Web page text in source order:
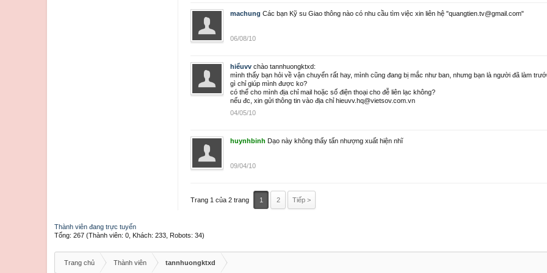
machung Các bạn Kỹ su Giao thông nào có nhu cầu tìm việc xin liên hệ "quangtien.tv@gmail.com"
06/08/10
hiểuvv chào tannhuongktxd:
mình thấy bạn hỏi về vận chuyển rất hay, mình cũng đang bị mắc như ban, nhưng bạn là người đã làm
gì chỉ giúp mình được ko?
có thể cho mình địa chỉ mail hoặc số điện thoại cho đễ liên lạc không?
nếu đc, xin gửi thông tin vào địa chỉ hieuvv.hq@vietsov.com.vn
04/05/10
huynhbinh Dạo này không thấy tấn nhượng xuất hiện nhĩ
09/04/10
Trang 1 của 2 trang 1 2 Tiếp >
Thành viên đang trực tuyến
Tổng: 267 (Thành viên: 0, Khách: 233, Robots: 34)
Trang chủ Thành viên tannhuongktxd